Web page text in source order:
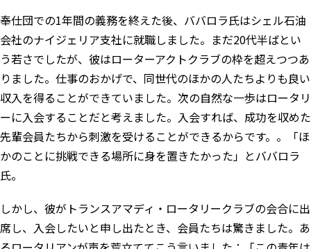
奉仕団での1年間の義務を終えた後、ババロラ氏はシェル石油
会社のナイジェリア支社に就職しました。まだ20代半ばとい
う若さでしたが、彼はローターアクトクラブの枠を超えつつあ
りました。仕事のおかげで、同世代のほかの人たちよりも良い
収入を得ることができていました。次の自然な一歩はロータリ
ーに入会することだと考えました。入会すれば、成功を収めた
先輩会員たちから刺激を受けることができるからです。。「ほ
かのことに挑戦できる場所に身を置きたかった」とババロラ
氏。
しかし、彼がトランスアマディ・ロータリークラブの会合に出
席し、入会したいと申し出たとき、会員たちは驚きました。あ